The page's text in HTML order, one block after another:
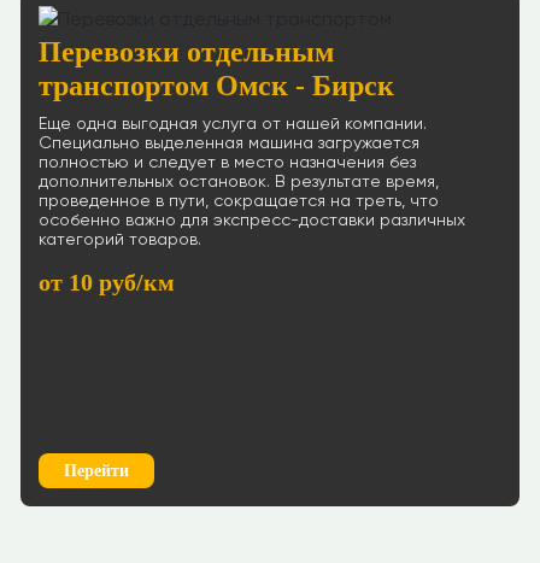
Перевозки отдельным
транспортом Омск - Бирск
Еще одна выгодная услуга от нашей компании.
Специально выделенная машина загружается
полностью и следует в место назначения без
дополнительных остановок. В результате время,
проведенное в пути, сокращается на треть, что
особенно важно для экспресс-доставки различных
категорий товаров.
от 10 руб/км
Перейти